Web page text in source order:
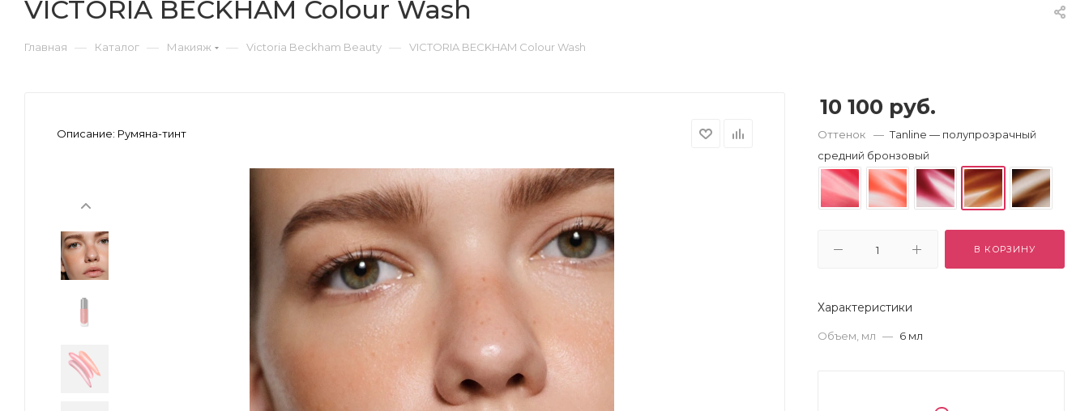
VICTORIA BECKHAM Colour Wash
Главная — Каталог — Макияж — Victoria Beckham Beauty — VICTORIA BECKHAM Colour Wash
Описание: Румяна-тинт
10 100 руб.
Оттенок — Tanline — полупрозрачный
средний бронзовый
В КОРЗИНУ
Характеристики
Объем, мл — 6 мл